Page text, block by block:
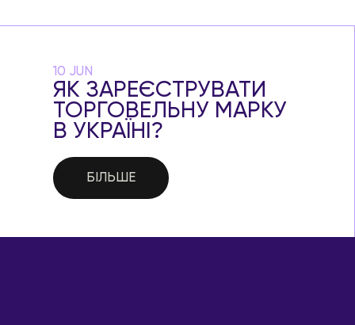
10 JUN
ЯК ЗАРЕЄСТРУВАТИ
ТОРГОВЕЛЬНУ МАРКУ
В УКРАЇНІ?
БІЛЬШЕ